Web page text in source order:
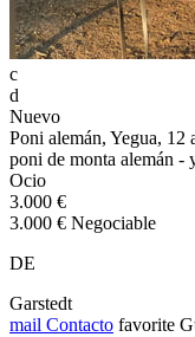
c
d
Nuevo
Poni alemán, Yegua, 12
poni de monta alemán -
Ocio
3.000 €
3.000 € Negociable
DE
Garstedt
mail Contacto favorite